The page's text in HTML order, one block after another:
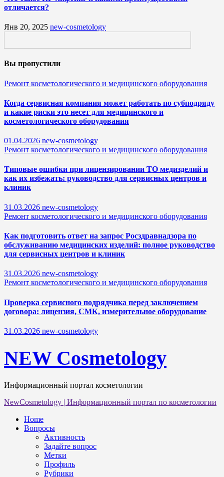
отличается?
Янв 20, 2025 new-cosmetology
Вы пропустили
Ремонт косметологического и медицинского оборудования
Когда сервисная компания может работать по субподряду
и какие риски это несет для медицинского и
косметологического оборудования
01.04.2026 new-cosmetology
Ремонт косметологического и медицинского оборудования
Типовые ошибки при лицензировании ТО медизделий и
как их избежать: руководство для сервисных центров и
клиник
31.03.2026 new-cosmetology
Ремонт косметологического и медицинского оборудования
Как подготовить ответ на запрос Росздравнадзора по
обслуживанию медицинских изделий: полное руководство
для сервисных центров и клиник
31.03.2026 new-cosmetology
Ремонт косметологического и медицинского оборудования
Проверка сервисного подрядчика перед заключением
договора: лицензия, СМК, измерительное оборудование
31.03.2026 new-cosmetology
NEW Cosmetology
Информационный портал косметологии
NewCosmetology | Информационный портал по косметологии
Home
Вопросы
Активность
Задайте вопрос
Метки
Профиль
Рубрики